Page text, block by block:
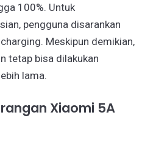
100%. Untuk
pengguna disarankan
Meskipun demikian,
tetap bisa dilakukan
lama.
Xiaomi 5A